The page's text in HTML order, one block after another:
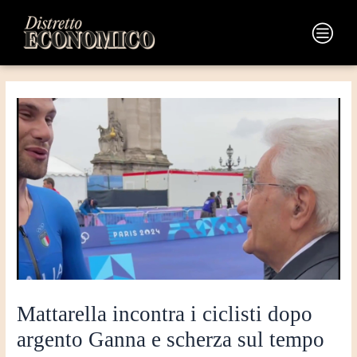
contenuto
Main
Menu
Mattarella incontra i ciclisti dopo
argento Ganna e scherza sul tempo
articoli